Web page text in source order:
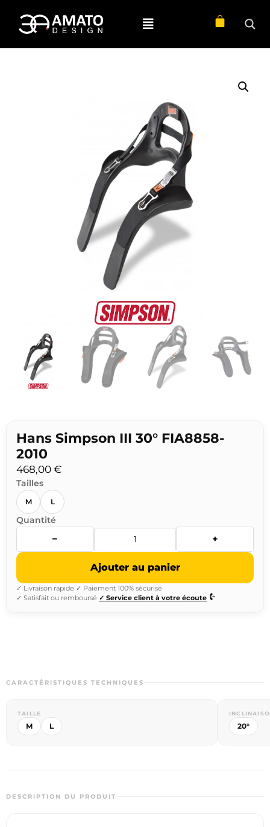
Hans Simpson III 30° FIA8858-
2010
468,00 €
Tailles
M L
Quantité
− +
Ajouter au panier
✓ Livraison rapide ✓ Paiement 100% sécurisé
✓ Satisfait ou remboursé ✓ Service client à votre écoute
CARACTÉRISTIQUES TECHNIQUES
TAILLE
M L 20°
DESCRIPTION DU PRODUIT